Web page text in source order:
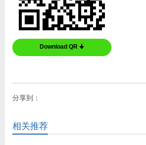
Download QR 🠋
分享到：
相关推荐